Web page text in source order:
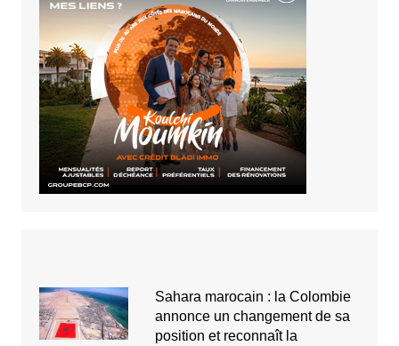
Sahara marocain : la Colombie
annonce un changement de sa
position et reconnaît la